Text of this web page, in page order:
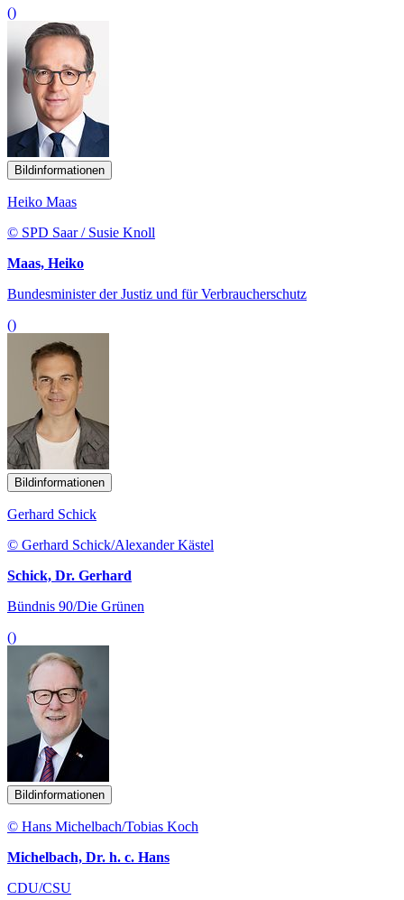
()
Bildinformationen
Heiko Maas
© SPD Saar / Susie Knoll
Maas, Heiko
Bundesminister der Justiz und für Verbraucherschutz
()
Bildinformationen
Gerhard Schick
© Gerhard Schick/Alexander Kästel
Schick, Dr. Gerhard
Bündnis 90/Die Grünen
()
Bildinformationen
© Hans Michelbach/Tobias Koch
Michelbach, Dr. h. c. Hans
CDU/CSU